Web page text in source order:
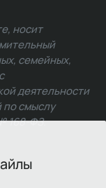
носит
семейных,
деятельности
по смыслу
168-ФЗ.